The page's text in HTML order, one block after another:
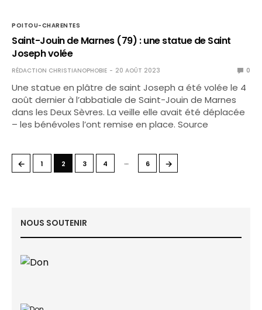
POITOU-CHARENTES
Saint-Jouin de Marnes (79) : une statue de Saint
Joseph volée
RÉDACTION CHRISTIANOPHOBIE 20 AOÛT 2023 0
Une statue en plâtre de saint Joseph a été volée le 4
août dernier à l’abbatiale de Saint-Jouin de Marnes
dans les Deux Sèvres. La veille elle avait été déplacée
– les bénévoles l’ont remise en place. Source
← 1 2 3 4 … 6 →
NOUS SOUTENIR